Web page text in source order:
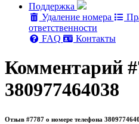
Поддержка
Удаление номера
ответственности
FAQ
Контакты
Комментарий
380977464038
Отзыв #7787 о номере телефона